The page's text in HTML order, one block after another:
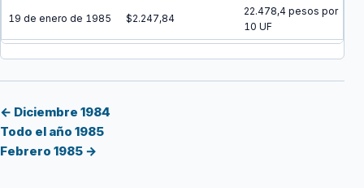
19 de enero de 1985 $2.247,84
22.478,4 pesos por
10 UF
18 de enero de 1985 $2.246,83
← Diciembre 1984
Todo el año 1985
Febrero 1985 →